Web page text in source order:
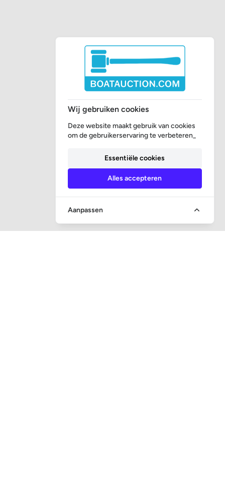
Wij gebruiken cookies
Deze website maakt gebruik van cookies
om de gebruikerservaring te verbeteren_
Essentiële cookies
Alles accepteren
Aanpassen